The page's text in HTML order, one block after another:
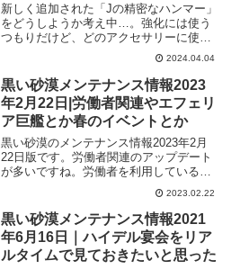
新しく追加された「Jの精密なハンマー」
をどうしようか考え中…。強化には使う
つもりだけど、どのアクセサリーに使お
うか。真Ⅳかって強化するか…。と悩ん
でいるところなので、とりあえずJの精密
なハンマーの詳細を確認しておきますｗ
2024.04.04
黒い砂漠メンテナンス情報2023
年2月22日|労働者関連やエフェリ
ア巨艦とか春のイベントとか
黒い砂漠のメンテナンス情報2023年2月
22日版です。労働者関連のアップデート
が多いですね。労働者を利用している私
にとっては「おっ！」となるものもあり
ますけど、戦闘系コンテンツで楽しんで
いる冒険者さんには、あっさりめのアッ
プデートかもです。
2023.02.22
黒い砂漠メンテナンス情報2021
年6月16日｜ハイデル宴会をリア
ルタイムで見ておきたいと思った